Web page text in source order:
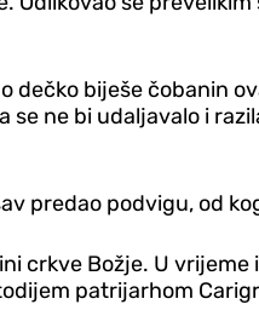
biješe čobanin
ne bi udaljavalo i
predao podvigu, od
crkve Božje. U
patrijarhom